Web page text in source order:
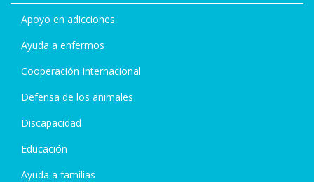
Apoyo en adicciones
Ayuda a enfermos
Cooperación Internacional
Defensa de los animales
Discapacidad
Educación
Ayuda a familias